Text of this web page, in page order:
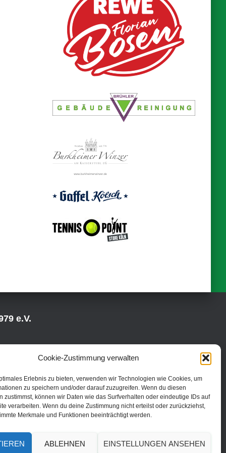
Cookie-Zustimmung verwalten
Erlebnis zu bieten, verwenden wir Technologien wie Cookies, um
zu speichern und/oder darauf zuzugreifen. Wenn du diesen
zustimmst, können wir Daten wie das Surfverhalten oder eindeutige IDs auf
verarbeiten. Wenn du deine Zustimmung nicht erteilst oder zurückziehst,
Merkmale und Funktionen beeinträchtigt werden.
ABLEHNEN EINSTELLUNGEN ANSEHEN
e.V.